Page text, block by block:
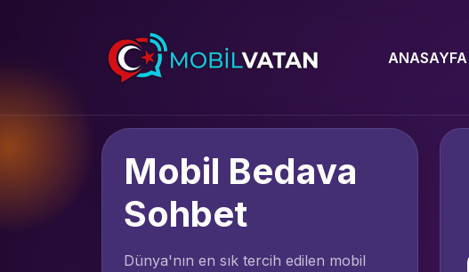
ANASAYFA
Mobil Bedava
Sohbet
Dünya'nın en sık tercih edilen mobil